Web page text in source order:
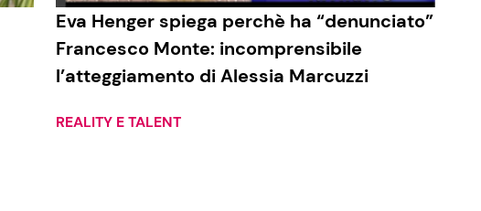
Eva Henger spiega perchè ha “denunciato”
Francesco Monte: incomprensibile
l’atteggiamento di Alessia Marcuzzi
REALITY E TALENT